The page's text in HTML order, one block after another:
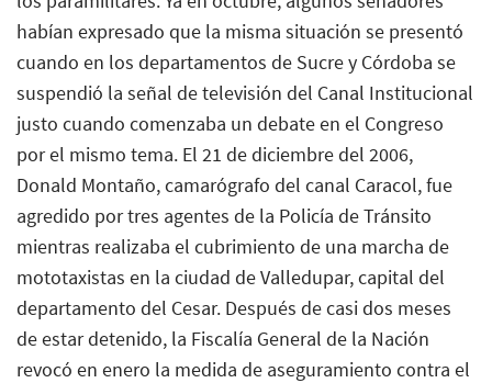
habían expresado que la misma situación se presentó
cuando en los departamentos de Sucre y Córdoba se
suspendió la señal de televisión del Canal Institucional
justo cuando comenzaba un debate en el Congreso
por el mismo tema. El 21 de diciembre del 2006,
Donald Montaño, camarógrafo del canal Caracol, fue
agredido por tres agentes de la Policía de Tránsito
mientras realizaba el cubrimiento de una marcha de
mototaxistas en la ciudad de Valledupar, capital del
departamento del Cesar. Después de casi dos meses
de estar detenido, la Fiscalía General de la Nación
revocó en enero la medida de aseguramiento contra el